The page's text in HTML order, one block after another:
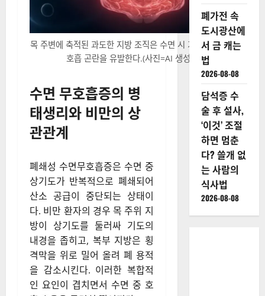
목 주변에 축적된 과도한 지방 조직은 수면 시 기도를 좁게 만들어
호흡 곤란을 유발한다.(사진=AI 생성 이미지)
수면 무호흡증의 병
태생리와 비만의 상
관관계
폐쇄성 수면무호흡증은 수면 중
상기도가 반복적으로 폐쇄되어
산소 공급이 중단되는 상태이
다. 비만 환자의 경우 목 주위 지
방이 상기도를 둘러싸 기도의
내경을 좁히고, 복부 지방은 횡
격막을 위로 밀어 올려 폐 용적
을 감소시킨다. 이러한 복합적
인 요인이 겹치면서 수면 중 호
폐가전 속
도시광산에
서 금 캐는
법
2026-08-08
담석증 수
술 후 설사,
‘이것’ 조절
하면 멈춘
다? 쓸개 없
는 사람의
식사법
2026-08-08